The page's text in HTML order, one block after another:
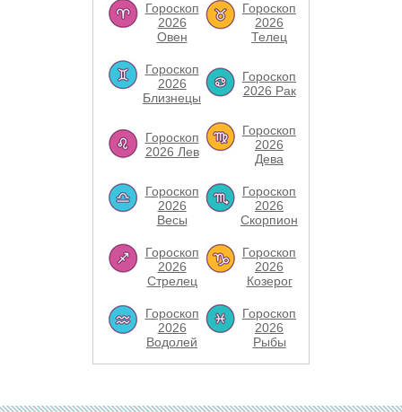
Гороскоп
2026
Овен
Гороскоп
2026
Телец
Гороскоп
2026
Близнецы
Гороскоп
2026 Рак
Гороскоп
2026 Лев
Гороскоп
2026
Дева
Гороскоп
2026
Весы
Гороскоп
2026
Скорпион
Гороскоп
2026
Стрелец
Гороскоп
2026
Козерог
Гороскоп
2026
Водолей
Гороскоп
2026
Рыбы